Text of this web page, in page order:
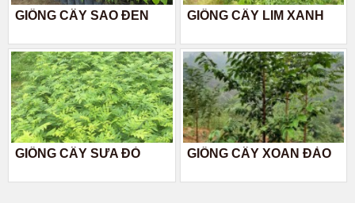
GIỐNG CÂY SAO ĐEN GIỐNG CÂY LIM XANH
GIỐNG CÂY SƯA ĐỎ GIỐNG CÂY XOAN ĐÀO